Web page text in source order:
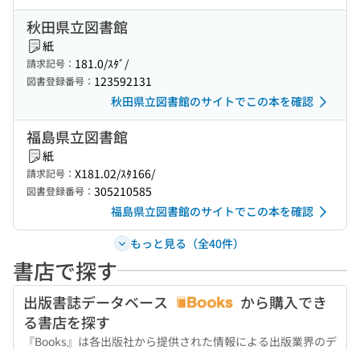
秋田県立図書館
紙
請求記号： 181.0/ｽﾀﾞ/
図書登録番号： 123592131
秋田県立図書館のサイトでこの本を確認
福島県立図書館
紙
請求記号： X181.02/ｽﾀ166/
図書登録番号： 305210585
福島県立図書館のサイトでこの本を確認
もっと見る（全40件）
書店で探す
出版書誌データベース
から購入でき
る書店を探す
『Books』は各出版社から提供された情報による出版業界のデ